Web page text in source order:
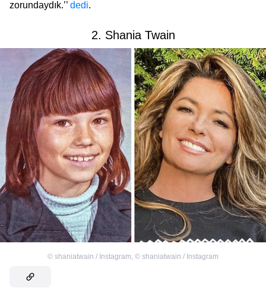
zorundaydık.’’ dedi.
2. Shania Twain
© shaniatwain / Instagram, © shaniatwain / Instagram